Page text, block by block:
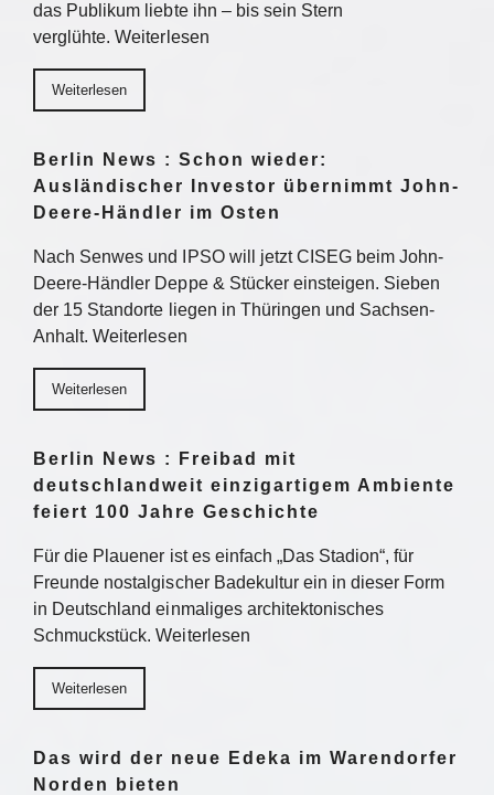
das Publikum liebte ihn – bis sein Stern
verglühte. Weiterlesen
Weiterlesen
Berlin News : Schon wieder:
Ausländischer Investor übernimmt John-
Deere-Händler im Osten
Nach Senwes und IPSO will jetzt CISEG beim John-
Deere-Händler Deppe & Stücker einsteigen. Sieben
der 15 Standorte liegen in Thüringen und Sachsen-
Anhalt. Weiterlesen
Weiterlesen
Berlin News : Freibad mit
deutschlandweit einzigartigem Ambiente
feiert 100 Jahre Geschichte
Für die Plauener ist es einfach „Das Stadion“, für
Freunde nostalgischer Badekultur ein in dieser Form
in Deutschland einmaliges architektonisches
Schmuckstück. Weiterlesen
Weiterlesen
Das wird der neue Edeka im Warendorfer
Norden bieten